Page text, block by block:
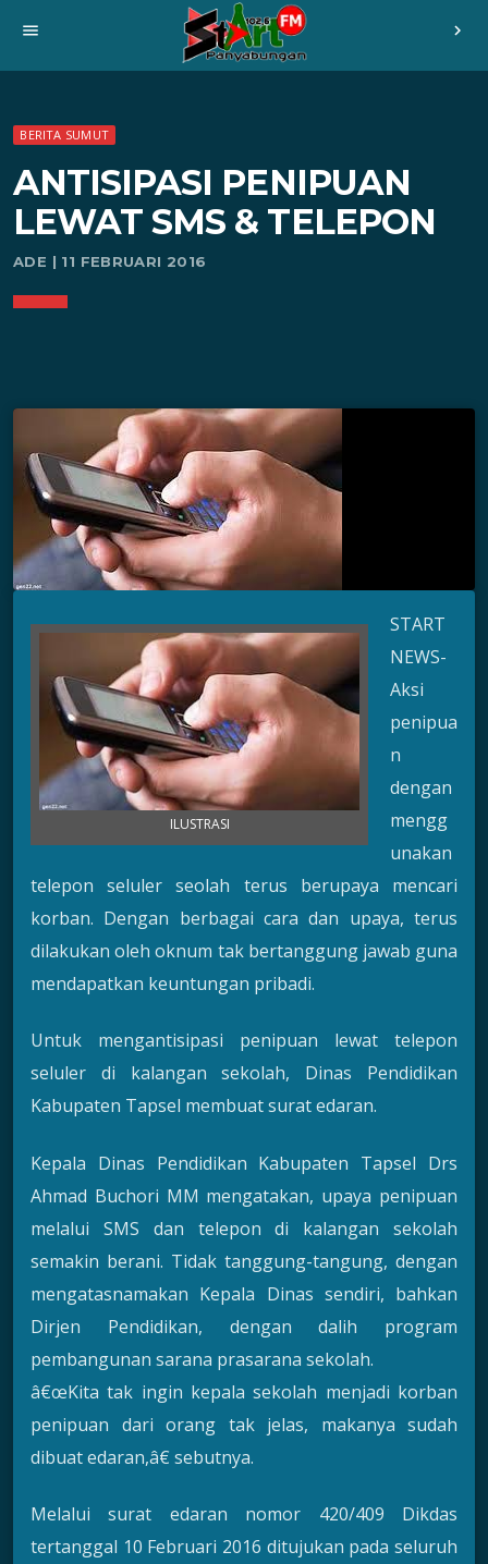
menu chevron_right
BERITA SUMUT
ANTISIPASI PENIPUAN
LEWAT SMS & TELEPON
ADE | 11 FEBRUARI 2016
ILUSTRASI
START
NEWS-
Aksi
penipua
n
dengan
mengg
unakan
telepon seluler seolah terus berupaya mencari
korban. Dengan berbagai cara dan upaya, terus
dilakukan oleh oknum tak bertanggung jawab guna
mendapatkan keuntungan pribadi.
Untuk mengantisipasi penipuan lewat telepon
seluler di kalangan sekolah, Dinas Pendidikan
Kabupaten Tapsel membuat surat edaran.
Kepala Dinas Pendidikan Kabupaten Tapsel Drs
Ahmad Buchori MM mengatakan, upaya penipuan
melalui SMS dan telepon di kalangan sekolah
semakin berani. Tidak tanggung-tangung, dengan
mengatasnamakan Kepala Dinas sendiri, bahkan
Dirjen Pendidikan, dengan dalih program
pembangunan sarana prasarana sekolah.
â€œKita tak ingin kepala sekolah menjadi korban
penipuan dari orang tak jelas, makanya sudah
dibuat edaran,â€ sebutnya.
Melalui surat edaran nomor 420/409 Dikdas
tertanggal 10 Februari 2016 ditujukan pada seluruh